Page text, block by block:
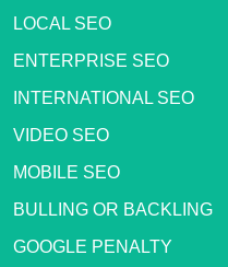
LOCAL SEO
ENTERPRISE SEO
INTERNATIONAL SEO
VIDEO SEO
MOBILE SEO
BULLING OR BACKLING
GOOGLE PENALTY